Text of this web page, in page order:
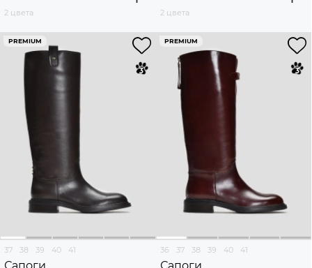
2 цвета
2 цвета
PREMIUM
37 38 39 40 41
PREMIUM
36 37 38 39 40 41